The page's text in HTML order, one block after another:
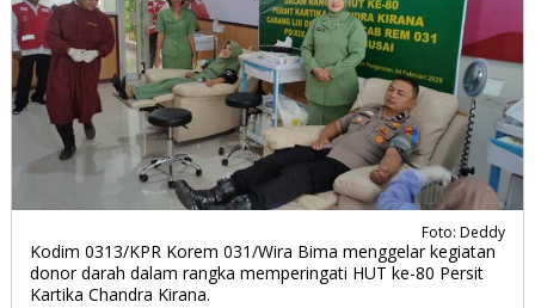
Foto: Deddy
Kodim 0313/KPR Korem 031/Wira Bima menggelar kegiatan
donor darah dalam rangka memperingati HUT ke-80 Persit
Kartika Chandra Kirana.